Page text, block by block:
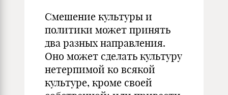
Смешение культуры и
политики может принять
два разных направления.
Оно может сделать культуру
нетерпимой ко всякой
культуре, кроме своей